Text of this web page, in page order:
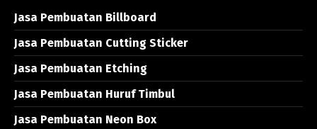
Jasa Pembuatan Billboard
Jasa Pembuatan Cutting Sticker
Jasa Pembuatan Etching
Jasa Pembuatan Huruf Timbul
Jasa Pembuatan Neon Box